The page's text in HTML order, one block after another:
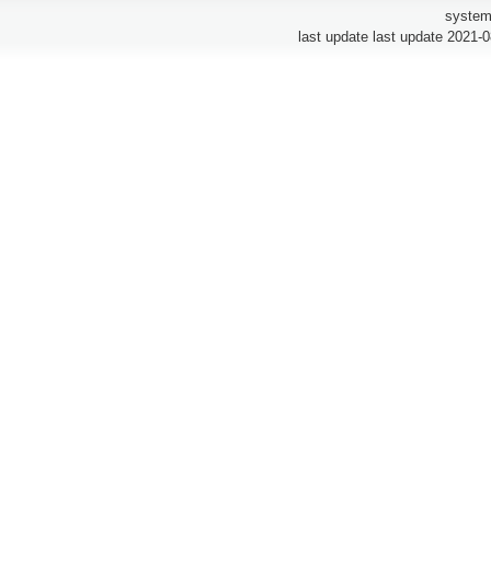
last update last update 2021-